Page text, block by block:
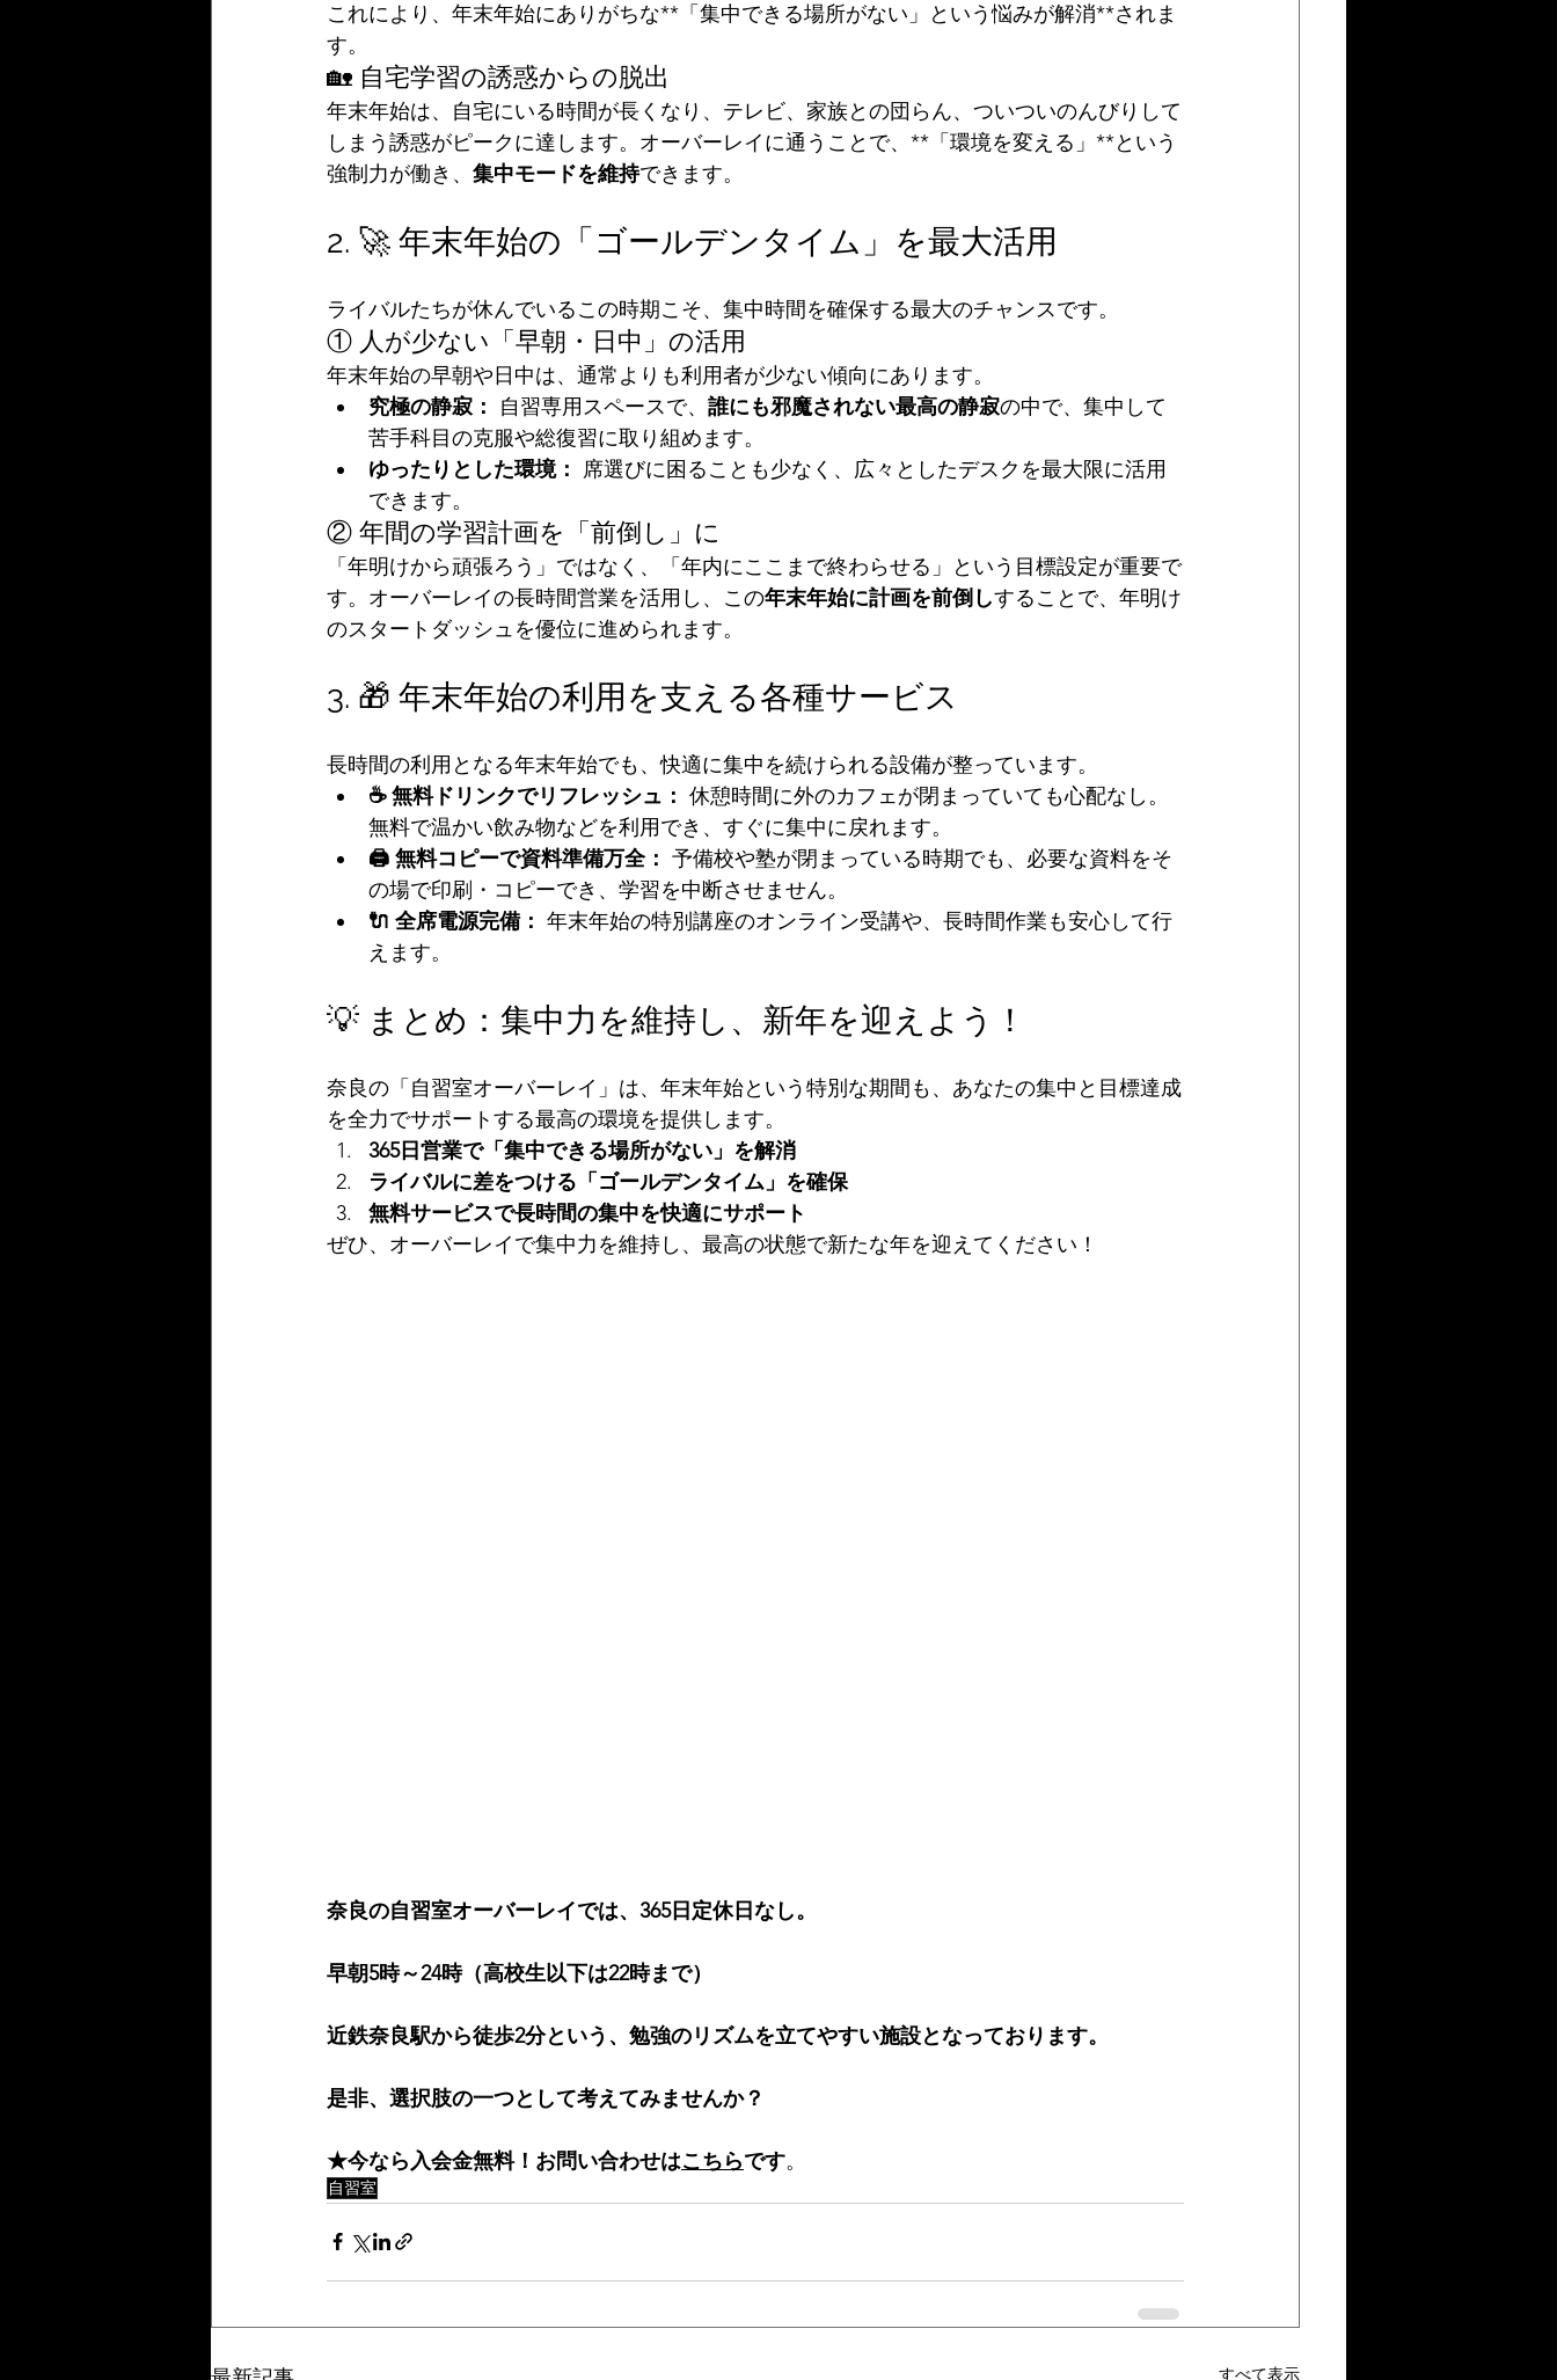
これにより、年末年始にありがちな**「集中できる場所がない」という悩みが解消**されま
す。
🏡 自宅学習の誘惑からの脱出
年末年始は、自宅にいる時間が長くなり、テレビ、家族との団らん、ついついのんびりして
しまう誘惑がピークに達します。オーバーレイに通うことで、**「環境を変える」**という
強制力が働き、 集中モードを維持できます。
2. 🚀 年末年始の「ゴールデンタイム」を最大活用
ライバルたちが休んでいるこの時期こそ、集中時間を確保する最大のチャンスです。
① 人が少ない「早朝・日中」の活用
年末年始の早朝や日中は、通常よりも利用者が少ない傾向にあります。
究極の静寂：
自習専用スペースで、 誰にも邪魔されない最高の静寂の中で、集中して
苦手科目の克服や総復習に取り組めます。
ゆったりとした環境：
席選びに困ることも少なく、広々としたデスクを最大限に活用
できます。
② 年間の学習計画を「前倒し」に
「年明けから頑張ろう」ではなく、「年内にここまで終わらせる」という目標設定が重要で
す。オーバーレイの長時間営業を活用し、この年末年始に計画を前倒しすることで、年明け
のスタートダッシュを優位に進められます。
3. 🎁 年末年始の利用を支える各種サービス
長時間の利用となる年末年始でも、快適に集中を続けられる設備が整っています。
☕ 無料ドリンクでリフレッシュ： 休憩時間に外のカフェが閉まっていても心配なし。
無料で温かい飲み物などを利用でき、すぐに集中に戻れます。
🖨️ 無料コピーで資料準備万全： 予備校や塾が閉まっている時期でも、必要な資料をそ
の場で印刷・コピーでき、学習を中断させません。
🔌 全席電源完備： 年末年始の特別講座のオンライン受講や、長時間作業も安心して行
えます。
💡 まとめ：集中力を維持し、新年を迎えよう！
奈良の「自習室オーバーレイ」は、年末年始という特別な期間も、あなたの集中と目標達成
を全力でサポートする最高の環境を提供します。
365日営業で「集中できる場所がない」を解消
ライバルに差をつける「ゴールデンタイム」を確保
無料サービスで長時間の集中を快適にサポート
ぜひ、オーバーレイで集中力を維持し、最高の状態で新たな年を迎えてください！
奈良の自習室オーバーレイでは、365日定休日なし。
早朝5時～24時（高校生以下は22時まで）
近鉄奈良駅から徒歩2分という、勉強のリズムを立てやすい施設となっております。
是非、選択肢の一つとして考えてみませんか？
★今なら入会金無料！お問い合わせはこちらです。
自習室
すべて表示